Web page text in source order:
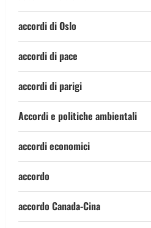
accordi di Oslo
accordi di pace
accordi di parigi
Accordi e politiche ambientali
accordi economici
accordo
accordo Canada-Cina